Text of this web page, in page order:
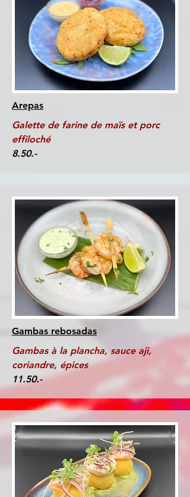
Arepas
Galette de farine de maïs et porc
effiloché
8.50.-
Gambas rebosadas
Gambas à la plancha, sauce aji,
coriandre, épices
11.50.-